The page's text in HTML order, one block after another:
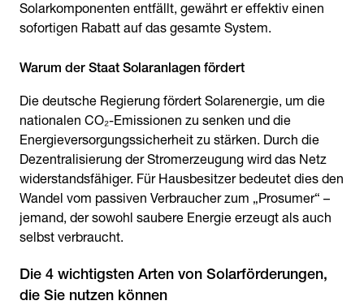
Solarkomponenten entfällt, gewährt er effektiv einen
sofortigen Rabatt auf das gesamte System.
Warum der Staat Solaranlagen fördert
Die deutsche Regierung fördert Solarenergie, um die
nationalen CO₂-Emissionen zu senken und die
Energieversorgungssicherheit zu stärken. Durch die
Dezentralisierung der Stromerzeugung wird das Netz
widerstandsfähiger. Für Hausbesitzer bedeutet dies den
Wandel vom passiven Verbraucher zum „Prosumer“ –
jemand, der sowohl saubere Energie erzeugt als auch
selbst verbraucht.
Die 4 wichtigsten Arten von Solarförderungen,
die Sie nutzen können